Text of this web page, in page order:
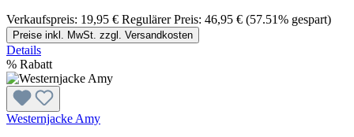
Verkaufspreis: 19,95 € Regulärer Preis: 46,95 € (57.51% gespart)
Preise inkl. MwSt. zzgl. Versandkosten
Details
% Rabatt
Westernjacke Amy